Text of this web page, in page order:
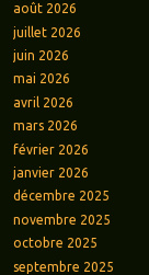
août 2026
juillet 2026
juin 2026
mai 2026
avril 2026
mars 2026
février 2026
janvier 2026
décembre 2025
novembre 2025
octobre 2025
septembre 2025